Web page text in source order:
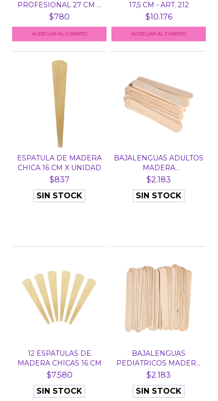
PROFESIONAL 27 CM X
U...
$780
17,5 CM - ART. 212
$10.176
ESPATULA DE MADERA
CHICA 16 CM X UNIDAD
$837
SIN STOCK
BAJALENGUAS ADULTOS
MADERA
DESCARTABLES...
$2.183
SIN STOCK
12 ESPATULAS DE
MADERA CHICAS 16 CM
$7.580
SIN STOCK
BAJALENGUAS
PEDIATRICOS MADERA
DESCARTAB...
$2.183
SIN STOCK